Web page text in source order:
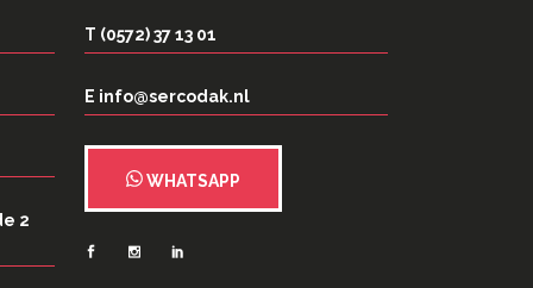
2
T (0572) 37 13 01
E info@sercodak.nl
WHATSAPP